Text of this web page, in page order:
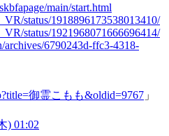
main/start.html
status/1918896173538013410/
status/1921968071666696414/
6790243d-ffc3-4318-
御霊こもも&oldid=9767 」
) 01:02